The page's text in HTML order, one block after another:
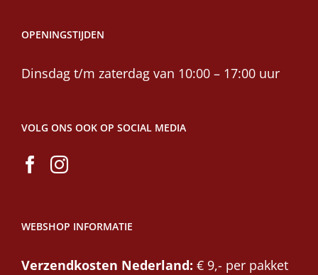
OPENINGSTIJDEN
Dinsdag t/m zaterdag van 10:00 – 17:00 uur
VOLG ONS OOK OP SOCIAL MEDIA
WEBSHOP INFORMATIE
Verzendkosten Nederland: € 9,- per pakket